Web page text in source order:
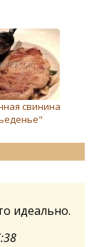
свинина
идеально.